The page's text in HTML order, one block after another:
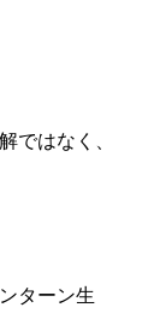
ではなく、
ンターン生